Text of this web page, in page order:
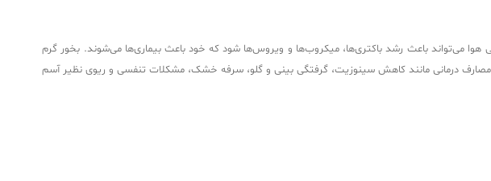
می‌تواند باعث رشد باکتری‌ها، میکروب‌ها و ویروس‌ها شود که خود باعث بیماری‌ها می‌شوند. بخور گرم
مصارف درمانی مانند کاهش سینوزیت، گرفتگی بینی و گلو، سرفه خشک، مشکلات تنفسی و ریوی نظیر آسم